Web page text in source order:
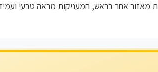
אחר בראש, המעניקות מראה טבעי